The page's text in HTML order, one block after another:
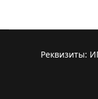
Реквизиты: